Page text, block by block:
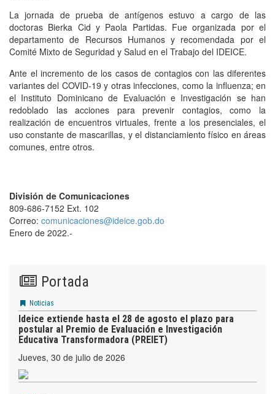
La jornada de prueba de antígenos estuvo a cargo de las
doctoras Bierka Cid y Paola Partidas. Fue organizada por el
departamento de Recursos Humanos y recomendada por el
Comité Mixto de Seguridad y Salud en el Trabajo del IDEICE.
Ante el incremento de los casos de contagios con las diferentes
variantes del COVID-19 y otras infecciones, como la influenza; en
el Instituto Dominicano de Evaluación e Investigación se han
redoblado las acciones para prevenir contagios, como la
realización de encuentros virtuales, frente a los presenciales, el
uso constante de mascarillas, y el distanciamiento físico en áreas
comunes, entre otros.
División de Comunicaciones
809-686-7152 Ext. 102
Correo: comunicaciones@ideice.gob.do
Enero de 2022.-
Portada
Noticias
Ideice extiende hasta el 28 de agosto el plazo para
postular al Premio de Evaluación e Investigación
Educativa Transformadora (PREIET)
jueves, 30 de julio de 2026